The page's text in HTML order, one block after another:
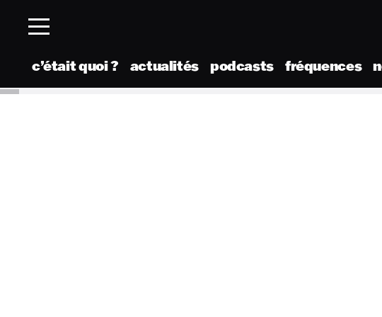
c’était quoi ? actualités podcasts fréquences